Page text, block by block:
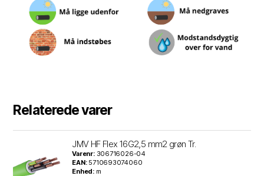
Relaterede varer
JMV HF Flex 16G2,5 mm2 grøn Tr.
Varenr: 306716026-04
EAN: 5710693074060
Enhed: m